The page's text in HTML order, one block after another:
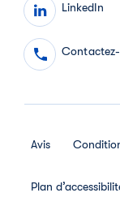
LinkedIn
Avis
Plan